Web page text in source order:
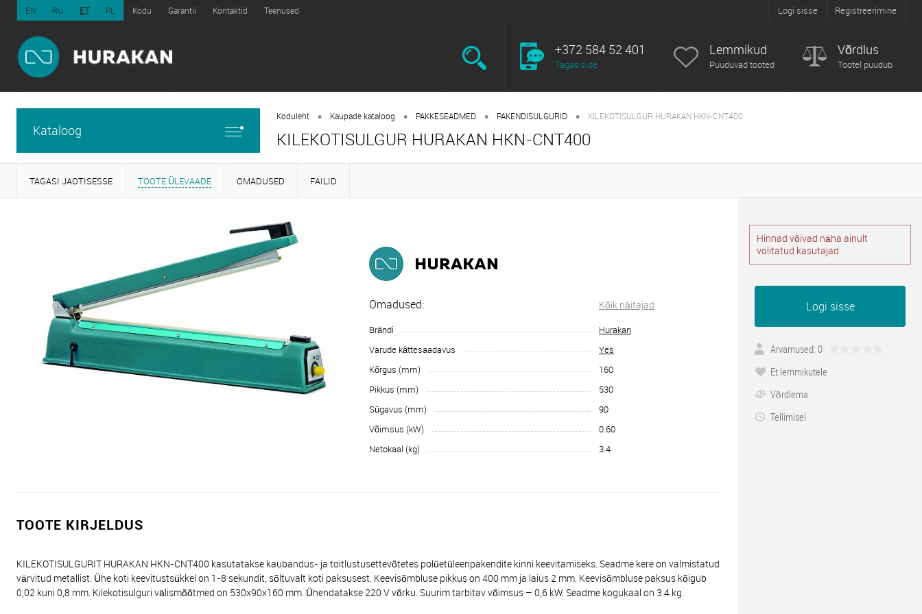
EN RU ET PL Kodu Garantii Kontaktid Teenused Logi sisse Registreerimine
+372 584 52 401
Tagasiside
Lemmikud
Puuduvad tooted
Võrdlus
Tootel puudub
Kataloog
Koduleht • Kaupade kataloog • PAKKESEADMED • PAKENDISULGURID • KILEKOTISULGUR HURAKAN HKN-CNT400
KILEKOTISULGUR HURAKAN HKN-CNT400
TAGASI JAOTISESSE TOOTE ÜLEVAADE OMADUSED FAILID
Omadused: Kõik näitajad
Brändi
Hurakan
Varude kättesaadavus
Yes
Kõrgus (mm)
160
Pikkus (mm)
530
Sügavus (mm)
90
Võimsus (kW)
0.60
Netokaal (kg)
3.4
TOOTE KIRJELDUS
KILEKOTISULGURIT HURAKAN HKN-CNT400 kasutatakse kaubandus- ja toitlustusettevõtetes polüetüleenpakendite kinni keevitamiseks. Seadme kere on valmistatud
värvitud metallist. Ühe koti keevitustsükkel on 1-8 sekundit, sõltuvalt koti paksusest. Keevisõmbluse pikkus on 400 mm ja laius 2 mm. Keevisõmbluse paksus kõigub
0,02 kuni 0,8 mm. Kilekotisulguri välismõõtmed on 530x90x160 mm. Ühendatakse 220 V võrku. Suurim tarbitav võimsus – 0,6 kW. Seadme kogukaal on 3.4 kg.
Hinnad võivad näha ainult
volitatud kasutajad
Logi sisse
Arvamused: 0
Et lemmikutele
Võrdlema
Tellimisel